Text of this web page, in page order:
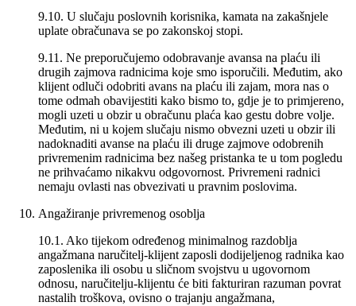
9.10. U slučaju poslovnih korisnika, kamata na zakašnjele
uplate obračunava se po zakonskoj stopi.
9.11. Ne preporučujemo odobravanje avansa na plaću ili
drugih zajmova radnicima koje smo isporučili. Međutim, ako
klijent odluči odobriti avans na plaću ili zajam, mora nas o
tome odmah obavijestiti kako bismo to, gdje je to primjereno,
mogli uzeti u obzir u obračunu plaća kao gestu dobre volje.
Međutim, ni u kojem slučaju nismo obvezni uzeti u obzir ili
nadoknaditi avanse na plaću ili druge zajmove odobrenih
privremenim radnicima bez našeg pristanka te u tom pogledu
ne prihvaćamo nikakvu odgovornost. Privremeni radnici
nemaju ovlasti nas obvezivati u pravnim poslovima.
Angažiranje privremenog osoblja
10.1. Ako tijekom određenog minimalnog razdoblja
angažmana naručitelj-klijent zaposli dodijeljenog radnika kao
zaposlenika ili osobu u sličnom svojstvu u ugovornom
odnosu, naručitelju-klijentu će biti fakturiran razuman povrat
nastalih troškova, ovisno o trajanju angažmana,